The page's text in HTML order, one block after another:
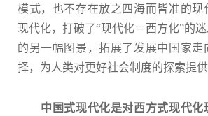
模式，也不存在放之四海而皆准的现
现代化，打破了“现代化＝西方化”的
的另一幅图景，拓展了发展中国家走
择，为人类对更好社会制度的探索提供
中国式现代化是对西方式现代化